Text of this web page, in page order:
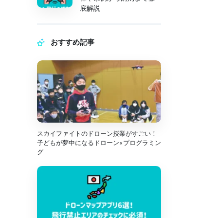
底解説
おすすめ記事
スカイファイトのドローン授業がすごい！
子どもが夢中になるドローン×プログラミン
グ